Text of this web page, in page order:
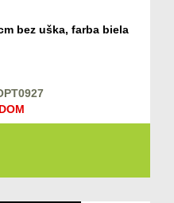
bez uška, farba biela